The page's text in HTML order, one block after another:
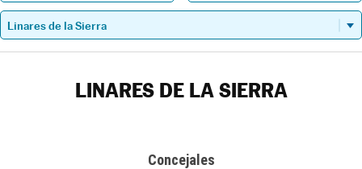
LINARES DE LA SIERRA
Concejales